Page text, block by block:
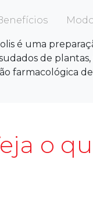
é uma
de
farmacológica
o